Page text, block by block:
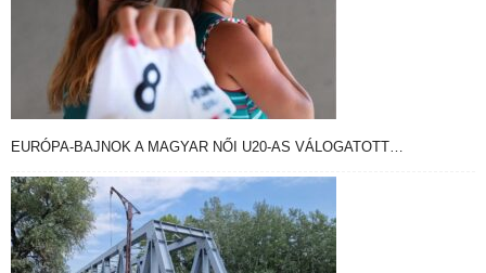
EURÓPA-BAJNOK A MAGYAR NŐI U20-AS VÁLOGATOTT…